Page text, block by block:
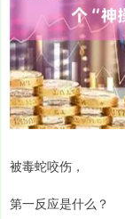
被毒蛇咬伤，
第一反应是什么？